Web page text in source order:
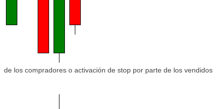
de los compradores o activación de stop por parte de los vendidos